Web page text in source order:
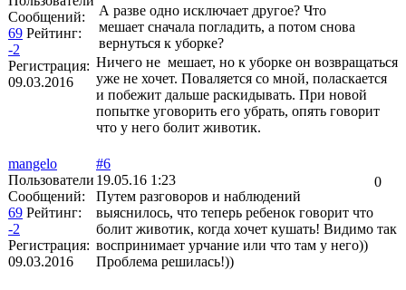
Сообщений:
69 Рейтинг:
-2
Регистрация:
09.03.2016
А разве одно исключает другое? Что
мешает сначала погладить, а потом снова
вернуться к уборке?
Ничего не мешает, но к уборке он возвращаться
уже не хочет. Поваляется со мной, поласкается
и побежит дальше раскидывать. При новой
попытке уговорить его убрать, опять говорит
что у него болит животик.
mangelo
Пользователи
Сообщений:
69 Рейтинг:
-2
Регистрация:
09.03.2016
#6
0
19.05.16 1:23
Путем разговоров и наблюдений
выяснилось, что теперь ребенок говорит что
болит животик, когда хочет кушать! Видимо так
воспринимает урчание или что там у него))
Проблема решилась!))